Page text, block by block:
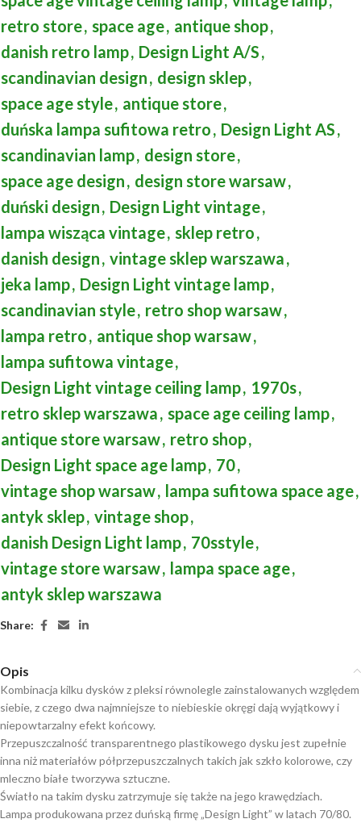
retro store, space age, antique shop,
danish retro lamp, Design Light A/S,
scandinavian design, design sklep,
space age style, antique store,
duńska lampa sufitowa retro, Design Light AS,
scandinavian lamp, design store,
space age design, design store warsaw,
duński design, Design Light vintage,
lampa wisząca vintage, sklep retro,
danish design, vintage sklep warszawa,
jeka lamp, Design Light vintage lamp,
scandinavian style, retro shop warsaw,
lampa retro, antique shop warsaw,
lampa sufitowa vintage,
Design Light vintage ceiling lamp, 1970s,
retro sklep warszawa, space age ceiling lamp,
antique store warsaw, retro shop,
Design Light space age lamp, 70,
vintage shop warsaw, lampa sufitowa space age,
antyk sklep, vintage shop,
danish Design Light lamp, 70sstyle,
vintage store warsaw, lampa space age,
antyk sklep warszawa
Share:
Opis
Kombinacja kilku dysków z pleksi równolegle zainstalowanych względem
siebie, z czego dwa najmniejsze to niebieskie okręgi dają wyjątkowy i
niepowtarzalny efekt końcowy.
Przepuszczalność transparentnego plastikowego dysku jest zupełnie
inna niż materiałów półprzepuszczalnych takich jak szkło kolorowe, czy
mleczno białe tworzywa sztuczne.
Światło na takim dysku zatrzymuje się także na jego krawędziach.
Lampa produkowana przez duńską firmę „Design Light” w latach 70/80.